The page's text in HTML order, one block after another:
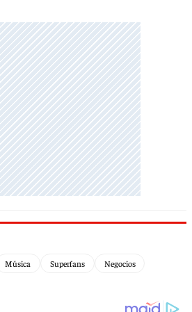
Música Superfans Negocios